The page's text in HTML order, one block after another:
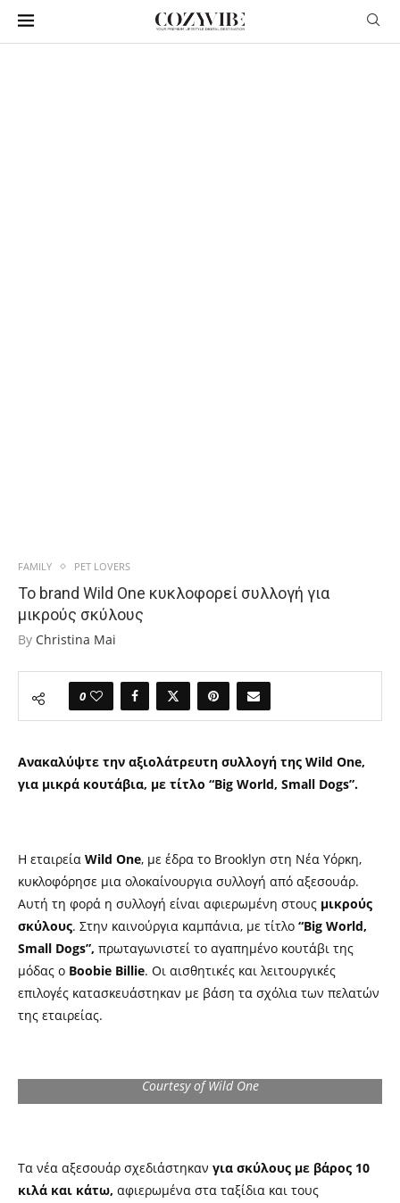
FAMILY PET LOVERS
Το brand Wild One κυκλοφορεί συλλογή για
μικρούς σκύλους
By Christina Mai
0
Ανακαλύψτε την αξιολάτρευτη συλλογή της Wild One,
για μικρά κουτάβια, με τίτλο “Big World, Small Dogs”.
Η εταιρεία Wild One, με έδρα το Brooklyn στη Νέα Υόρκη,
κυκλοφόρησε μια ολοκαίνουργια συλλογή από αξεσουάρ.
Αυτή τη φορά η συλλογή είναι αφιερωμένη στους μικρούς
σκύλους. Στην καινούργια καμπάνια, με τίτλο “Big World,
Small Dogs”, πρωταγωνιστεί το αγαπημένο κουτάβι της
μόδας ο Boobie Billie. Οι αισθητικές και λειτουργικές
επιλογές κατασκευάστηκαν με βάση τα σχόλια των πελατών
της εταιρείας.
Courtesy of Wild One
Τα νέα αξεσουάρ σχεδιάστηκαν για σκύλους με βάρος 10
κιλά και κάτω, αφιερωμένα στα ταξίδια και τους